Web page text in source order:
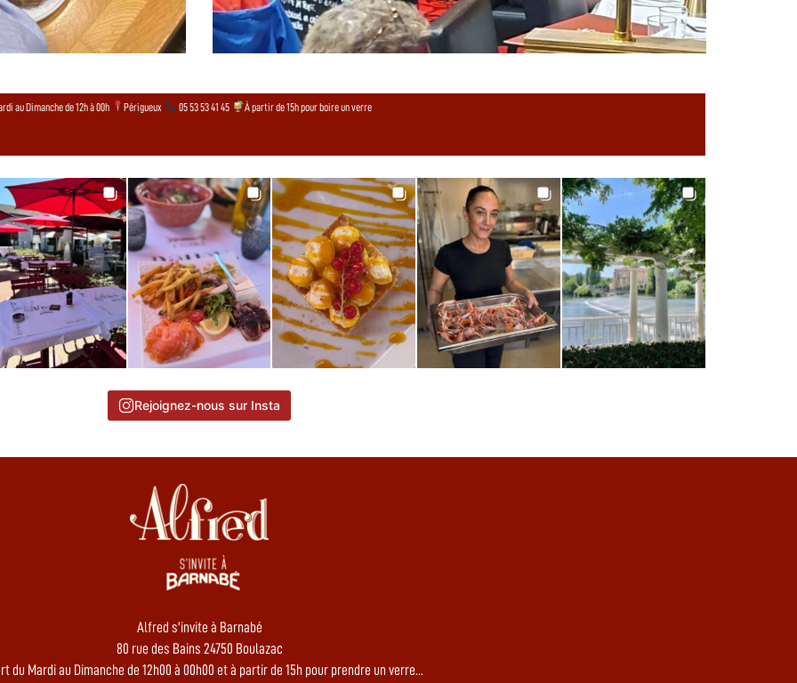
au Dimanche de 12h à 00h Périgueux 05 53 53 41 45 À partir de 15h pour boire un verre
Rejoignez-nous sur Insta
Alfred s'invite à Barnabé
80 rue des Bains 24750 Boulazac
du Mardi au Dimanche de 12h00 à 00h00 et à partir de 15h pour prendre un verre...